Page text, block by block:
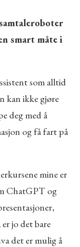
smart måte i
som alltid
kan ikke gjøre
deg med å
og få fart på
mine er
ChatGPT og
jo det bare
det er mulig å